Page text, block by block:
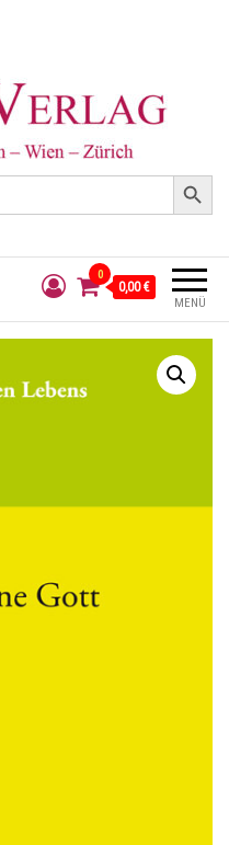
Search Button
MENÜ
0
0,00 €